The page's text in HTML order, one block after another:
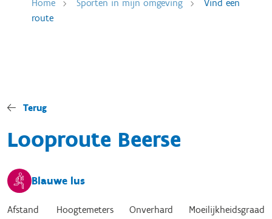
Home Sporten in mijn omgeving
Vind een
route
Terug
Looproute Beerse
Blauwe lus
Afstand Hoogtemeters Onverhard Moeilijkheidsgraad